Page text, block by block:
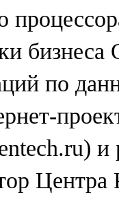
бизнеса
по
и